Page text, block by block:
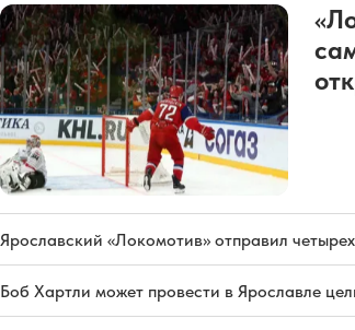
Ярославский «Локомотив» отправил
Боб Хартли может провести в Ярославле